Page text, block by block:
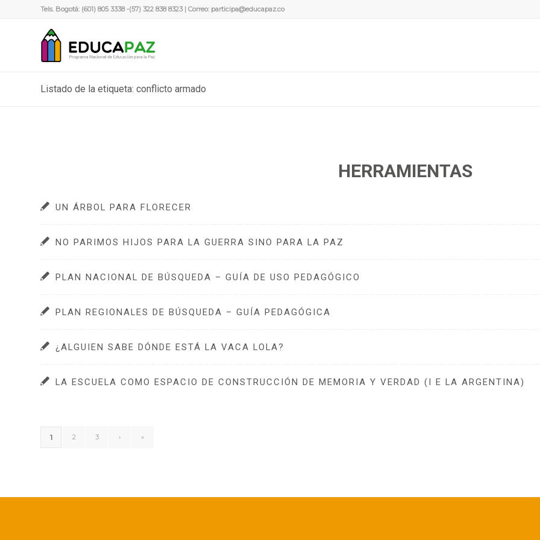
Tels. Bogotá: (601) 805 3338 -(57) 322 838 8323 | Correo: participa@educapaz.co
Listado de la etiqueta: conflicto armado
HERRAMIENTAS
UN ÁRBOL PARA FLORECER
NO PARIMOS HIJOS PARA LA GUERRA SINO PARA LA PAZ
PLAN NACIONAL DE BÚSQUEDA – GUÍA DE USO PEDAGÓGICO
PLAN REGIONALES DE BÚSQUEDA – GUÍA PEDAGÓGICA
¿ALGUIEN SABE DÓNDE ESTÁ LA VACA LOLA?
LA ESCUELA COMO ESPACIO DE CONSTRUCCIÓN DE MEMORIA Y VERDAD (I E LA ARGENTINA)
1 2 3 › »